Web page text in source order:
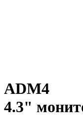
ADM4
4.3"